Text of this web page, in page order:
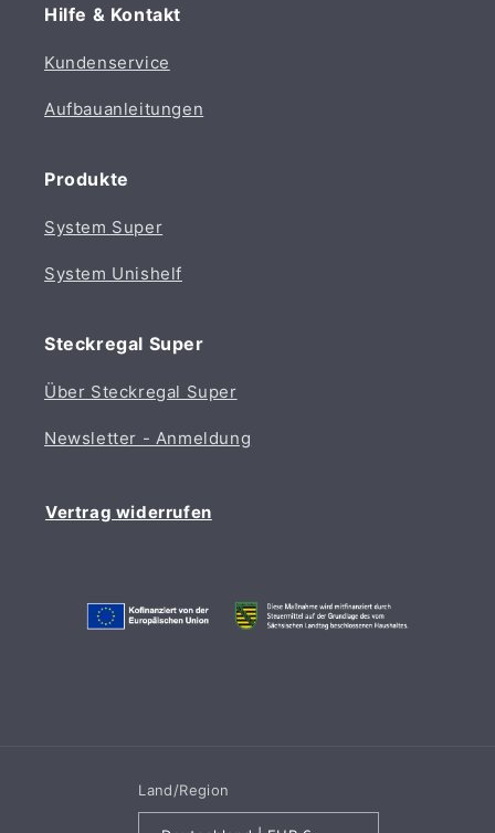
Hilfe & Kontakt
Kundenservice
Aufbauanleitungen
Produkte
System Super
System Unishelf
Steckregal Super
Über Steckregal Super
Newsletter - Anmeldung
Vertrag widerrufen
Land/Region